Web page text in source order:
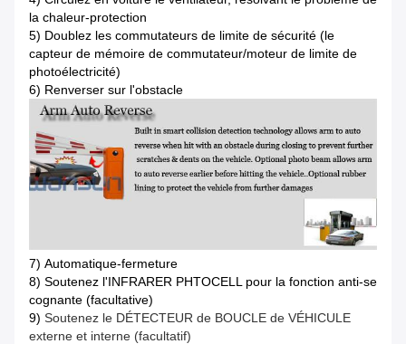
la chaleur-protection
5) Doublez les commutateurs de limite de sécurité (le
capteur de mémoire de commutateur/moteur de limite de
photoélectricité)
6) Renverser sur l'obstacle
7) Automatique-fermeture
8) Soutenez l'INFRARER PHTOCELL pour la fonction anti-se
cognante (facultative)
9) Soutenez le DÉTECTEUR de BOUCLE de VÉHICULE
externe et interne (facultatif)